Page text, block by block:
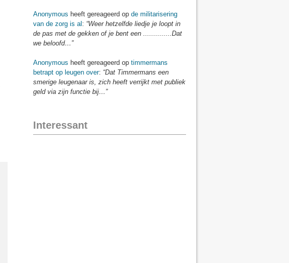
Anonymous heeft gereageerd op de militarisering
van de zorg is al : “Weer hetzelfde liedje je loopt in
de pas met de gekken of je bent een ..............Dat
we beloofd…”
Anonymous heeft gereageerd op timmermans
betrapt op leugen over: “Dat Timmermans een
smerige leugenaar is, zich heeft verrijkt met publiek
geld via zijn functie bij…”
Interessant